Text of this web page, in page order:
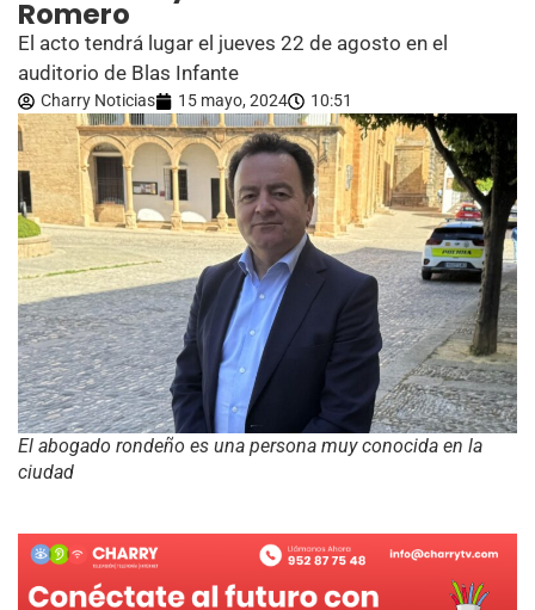
Romero
El acto tendrá lugar el jueves 22 de agosto en el
auditorio de Blas Infante
Charry Noticias 15 mayo, 2024 10:51
El abogado rondeño es una persona muy conocida en la
ciudad